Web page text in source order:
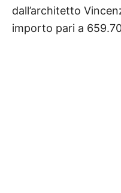
dall’architetto
importo pari a